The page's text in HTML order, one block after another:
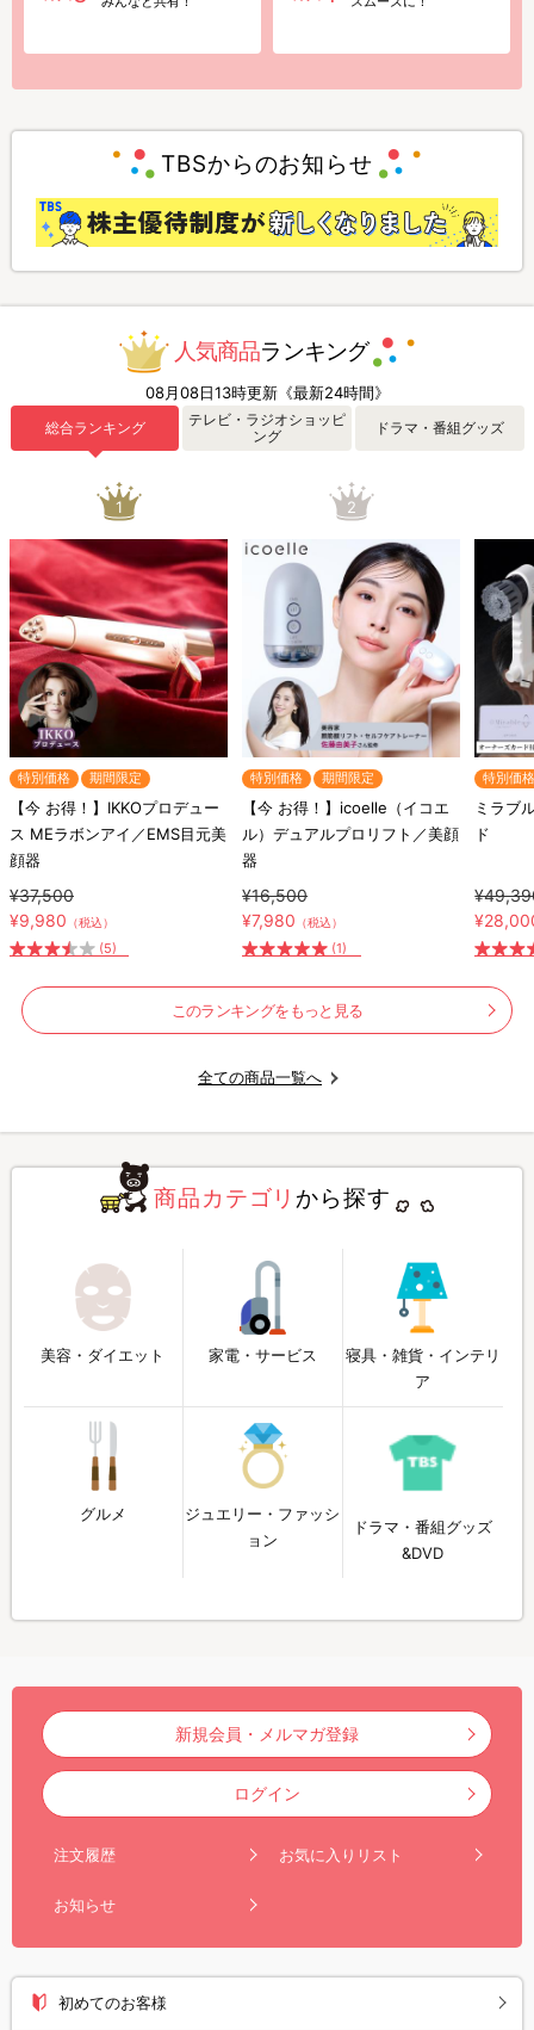
TBSからのお知らせ
人気商品ランキング
08月08日13時更新《最新24時間》
総合ランキング
テレビ・ラジオショッピ
ング
ドラマ・番組グッズ
1
特別価格 期間限定
【今 お得！】IKKOプロデュー
ス MEラボンアイ／EMS目元美
顔器
¥37,500
¥9,980 （税込）
(5)
2
特別価格 期間限定
【今 お得！】icoelle（イコエ
ル）デュアルプロリフト／美顔
器
¥16,500
¥7,980 （税込）
(1)
特別価
ミラブ
ド
このランキングをもっと見る
全ての商品一覧へ
商品カテゴリ から探す
美容・ダイエット 家電・サービス
寝具・雑貨・インテリ
ア
グルメ
ジュエリー・ファッシ
ョン
ドラマ・番組グッズ
&DVD
新規会員・メルマガ登録
ログイン
注文履歴 お気に入りリスト
お知らせ
初めてのお客様